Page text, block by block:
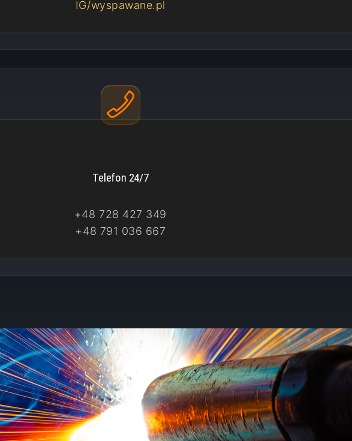
IG/wyspawane.pl
Telefon 24/7
+48 728 427 349
+48 791 036 667